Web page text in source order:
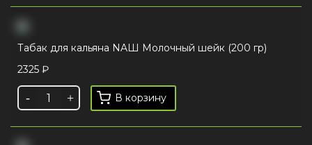
Табак для кальяна NAШ Молочный шейк (200 гр)
2325 ₽
В корзину